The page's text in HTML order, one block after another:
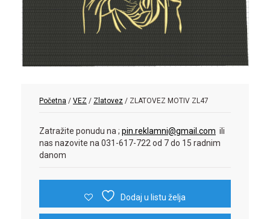
Početna / VEZ / Zlatovez / ZLATOVEZ MOTIV ZL47
Zatražite ponudu na ; pin.reklamni@gmail.com ili
nas nazovite na 031-617-722 od 7 do 15 radnim
danom
Dodaj u listu želja